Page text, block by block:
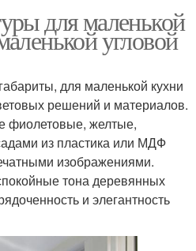
для маленькой
угловой
для маленькой кухни
решений и материалов.
фиолетовые, желтые,
из пластика или МДФ
изображениями.
тона деревянных
и элегантность